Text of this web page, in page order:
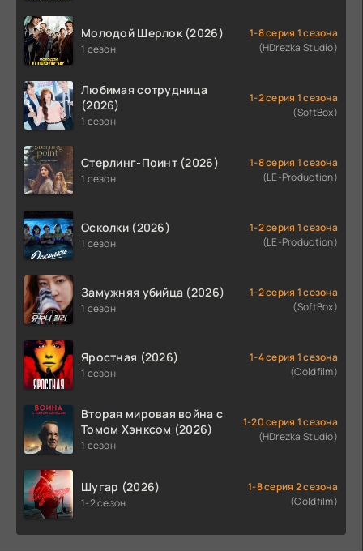
Молодой Шерлок (2026)
1 сезон
1-8 серия 1 сезона
(HDrezka Studio)
Любимая сотрудница
(2026)
1 сезон
1-2 серия 1 сезона
(SoftBox)
Стерлинг-Поинт (2026)
1 сезон
1-8 серия 1 сезона
(LE-Production)
Осколки (2026)
1 сезон
1-2 серия 1 сезона
(LE-Production)
Замужняя убийца (2026)
1 сезон
1-2 серия 1 сезона
(SoftBox)
Яростная (2026)
1 сезон
1-4 серия 1 сезона
(Coldfilm)
Вторая мировая война с
Томом Хэнксом (2026)
1 сезон
1-20 серия 1 сезона
(HDrezka Studio)
Шугар (2026)
1-2 сезон
1-8 серия 2 сезона
(Coldfilm)